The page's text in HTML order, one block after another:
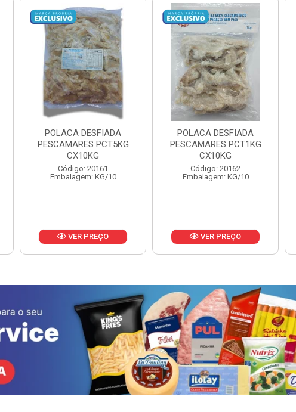
POLACA DESFIADA
PESCAMARES PCT1KG
CX10KG
Código: 20162
Embalagem: KG/10
VER PREÇO
POSTA CORVINA PACOTE
1KG PESCAMARES CX
15KG
Código: 22469
Embalagem: KG/15
VER PREÇO